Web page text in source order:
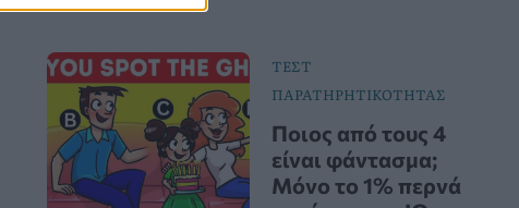
ΤΕΣΤ
ΠΑΡΑΤΗΡΗΤΙΚΟΤΗΤΑΣ
Ποιος από τους 4
είναι φάντασμα;
Μόνο το 1% περνά